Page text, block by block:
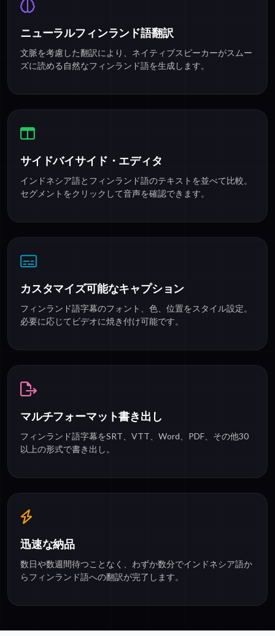
ニューラルフィンランド語翻訳
文脈を考慮した翻訳により、ネイティブスピーカーがスムー
ズに読める自然なフィンランド語を生成します。
サイドバイサイド・エディタ
インドネシア語とフィンランド語のテキストを並べて比較。
セグメントをクリックして音声を確認できます。
カスタマイズ可能なキャプション
フィンランド語字幕のフォント、色、位置をスタイル設定。
必要に応じてビデオに焼き付け可能です。
マルチフォーマット書き出し
フィンランド語字幕をSRT、VTT、Word、PDF、その他30
以上の形式で書き出し。
迅速な納品
数日や数週間待つことなく、わずか数分でインドネシア語か
らフィンランド語への翻訳が完了します。